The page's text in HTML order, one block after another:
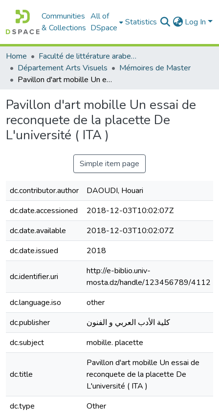
Communities
& Collections
All of
DSpace
Statistics Log In
Home
Faculté de littérature arabe et des arts
Département Arts Visuels
Mémoires de Master
Pavillon d'art mobille Un essai de reconquete de la placette De L'université ( ITA )
Pavillon d'art mobille Un essai de
reconquete de la placette De
L'université ( ITA )
Simple item page
dc.contributor.author
DAOUDI, Houari
dc.date.accessioned
2018-12-03T10:02:07Z
dc.date.available
2018-12-03T10:02:07Z
dc.date.issued
2018
dc.identifier.uri
http://e-biblio.univ-
mosta.dz/handle/123456789/4112
dc.language.iso
other
dc.publisher
كلية الأدب العربي و الفنون
dc.subject
mobille. placette
dc.title
Pavillon d'art mobille Un essai de
reconquete de la placette De
L'université ( ITA )
dc.type Other